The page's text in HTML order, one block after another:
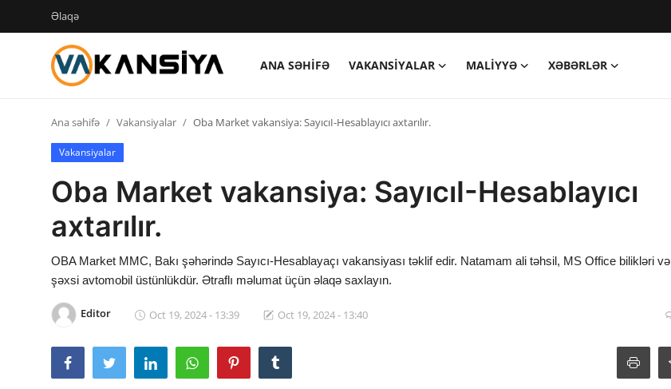
Əlaqə
ANA SƏHIFƏ VAKANSIYALAR MALIYYƏ
XƏBƏRLƏR
Login
Maliyyə
Xəbərlər
AZ
Ana səhifə Vakansiyalar Oba Market vakansiya: SayıcıI-Hesablayıcı axtarılır.
Vakansiyalar
Oba Market vakansiya: SayıcıI-Hesablayıcı
axtarılır.
OBA Market MMC, Bakı şəhərində Sayıcı-Hesablayaçı vakansiyası təklif edir. Natamam ali təhsil, MS Office bilikləri və
şəxsi avtomobil üstünlükdür. Ətraflı məlumat üçün əlaqə saxlayın.
Editor Oct 19, 2024 - 13:39 Oct 19, 2024 - 13:40